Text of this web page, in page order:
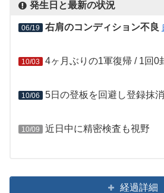
発生日と最新の状況
06/19 右肩のコンディション不良
10/03 4ヶ月ぶりの1軍復帰 / 1回0
10/06 5日の登板を回避し登録抹消
10/09 近日中に精密検査も視野
経過詳細